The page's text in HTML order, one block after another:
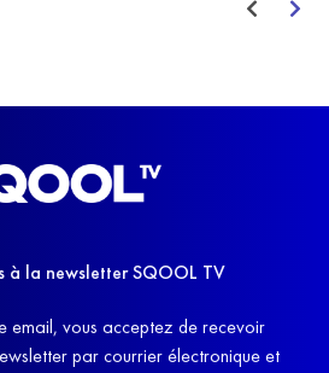
à la newsletter SQOOL TV
email, vous acceptez de recevoir
par courrier électronique et